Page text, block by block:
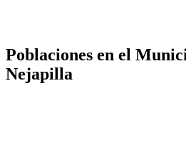
Poblaciones en el
Nejapilla